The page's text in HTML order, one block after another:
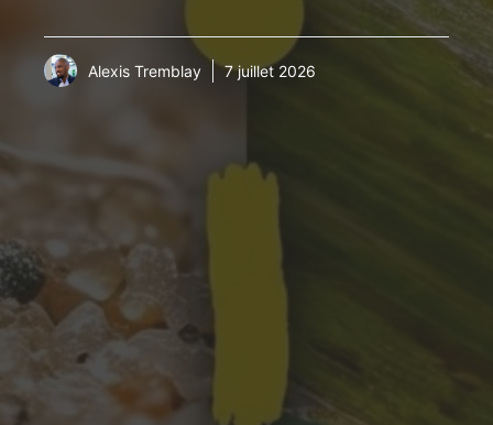
Alexis Tremblay 7 juillet 2026